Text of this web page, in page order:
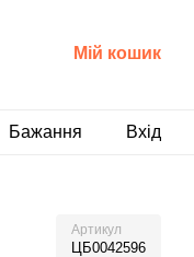
Мій кошик
Бажання Вхід
Артикул
ЦБ0042596